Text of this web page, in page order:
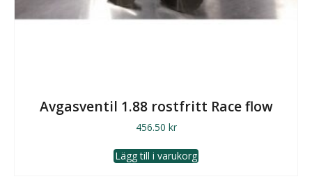
Avgasventil 1.88 rostfritt Race flow
456.50 kr
Lägg till i varukorg